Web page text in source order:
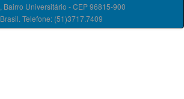
Bairro Universitário - CEP 96815-900
Telefone: (51)3717.7409